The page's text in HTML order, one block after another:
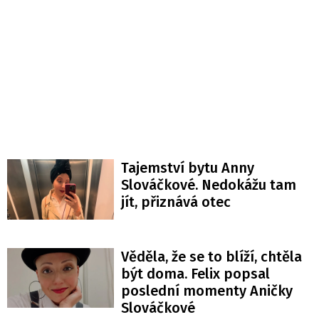
Tajemství bytu Anny
Slováčkové. Nedokážu tam
jít, přiznává otec
Věděla, že se to blíží, chtěla
být doma. Felix popsal
poslední momenty Aničky
Slováčkové